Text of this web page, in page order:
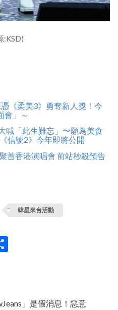
:KSD)
《柔美3》勇奪新人獎！今
會」～
喊「此生難忘」〜願為美食
信號2》今年即將公開
首香港演唱會 前站秒殺預告
韓星來台活動
」是假消息！惡意